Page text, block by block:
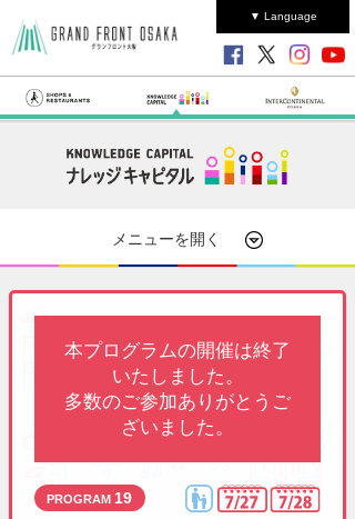
▼ Language
メニューを開く
本プログラムの開催は終了
いたしました。
多数のご参加ありがとうご
ざいました。
19